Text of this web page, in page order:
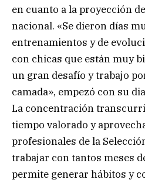
en cuanto a la proyección
nacional. «Se dieron días
entrenamientos y de
con chicas que están muy
un gran desafío y trabajo
camada», empezó con su
La concentración
tiempo valorado y
profesionales de la
trabajar con tantos meses
permite generar hábitos y